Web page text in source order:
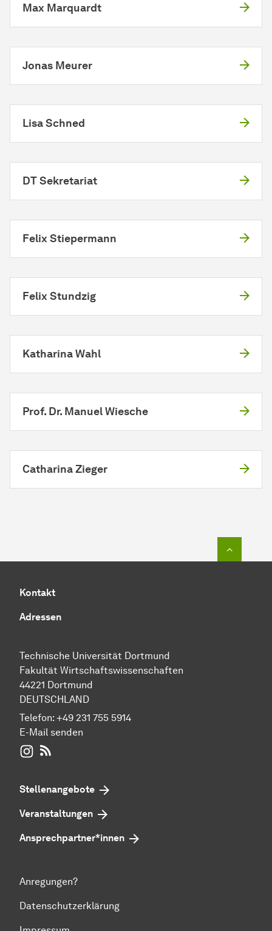
Max Marquardt
Jonas Meurer
Lisa Schned
DT Sekretariat
Felix Stiepermann
Felix Stundzig
Katharina Wahl
Prof. Dr. Manuel Wiesche
Catharina Zieger
Kontakt
Adressen
Technische Universität Dortmund
Fakultät Wirtschaftswissenschaften
44221 Dortmund
DEUTSCHLAND
Telefon: +49 231 755 5914
E-Mail senden
WIWI auf Instagram
Stellenangebote
Veranstaltungen
Ansprechpartner*innen
Anregungen?
Datenschutzerklärung